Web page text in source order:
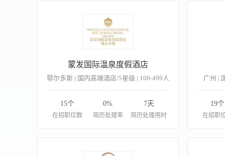
蒙发国际温泉度假酒店
鄂尔多斯 | 国内高端酒店/5星级 | 100-499人
15个
在招职位数
0%
简历处理率
7天
简历处理用时
广州 |
19个
在招职